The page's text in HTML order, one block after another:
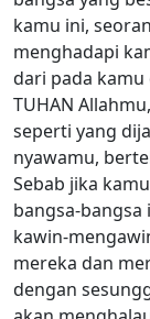
kamu ini,
menghadapi
dari pada
TUHAN
seperti yang
nyawamu,
Sebab jika
bangsa-
kawin-
mereka dan
dengan